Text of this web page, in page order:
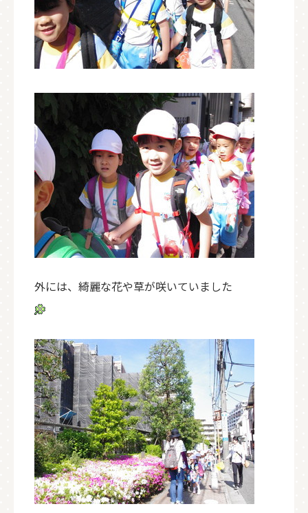
外には、綺麗な花や草が咲いていました